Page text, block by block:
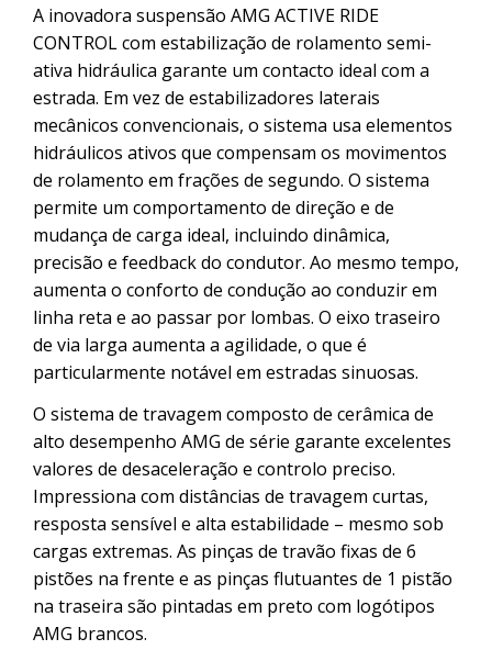
A inovadora suspensão AMG ACTIVE RIDE
CONTROL com estabilização de rolamento semi-
ativa hidráulica garante um contacto ideal com a
estrada. Em vez de estabilizadores laterais
mecânicos convencionais, o sistema usa elementos
hidráulicos ativos que compensam os movimentos
de rolamento em frações de segundo. O sistema
permite um comportamento de direção e de
mudança de carga ideal, incluindo dinâmica,
precisão e feedback do condutor. Ao mesmo tempo,
aumenta o conforto de condução ao conduzir em
linha reta e ao passar por lombas. O eixo traseiro
de via larga aumenta a agilidade, o que é
particularmente notável em estradas sinuosas.
O sistema de travagem composto de cerâmica de
alto desempenho AMG de série garante excelentes
valores de desaceleração e controlo preciso.
Impressiona com distâncias de travagem curtas,
resposta sensível e alta estabilidade – mesmo sob
cargas extremas. As pinças de travão fixas de 6
pistões na frente e as pinças flutuantes de 1 pistão
na traseira são pintadas em preto com logótipos
AMG brancos.